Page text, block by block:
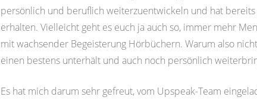
persönlich und beruflich weiterzuentwickeln und hat
erhalten. Vielleicht geht es euch ja auch so, immer mehr
mit wachsender Begeisterung Hörbüchern. Warum also
einen bestens unterhält und auch noch persönlich
Es hat mich darum sehr gefreut, vom Upspeak-Team